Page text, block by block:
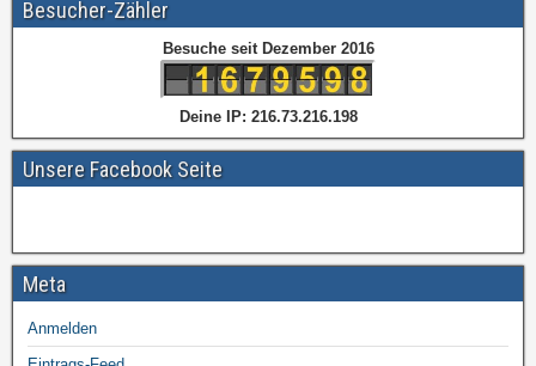
Besucher-Zähler
Besuche seit Dezember 2016
Deine IP: 216.73.216.198
Unsere Facebook Seite
Meta
Anmelden